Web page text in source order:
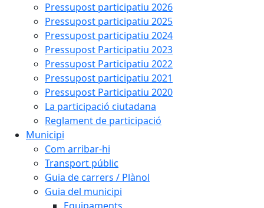
Pressupost participatiu 2026
Pressupost participatiu 2025
Pressupost participatiu 2024
Pressupost Participatiu 2023
Pressupost Participatiu 2022
Pressupost participatiu 2021
Pressupost Participatiu 2020
La participació ciutadana
Reglament de participació
Municipi
Com arribar-hi
Transport públic
Guia de carrers / Plànol
Guia del municipi